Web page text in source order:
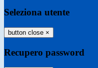
Seleziona utente
button close ×
Recupero password